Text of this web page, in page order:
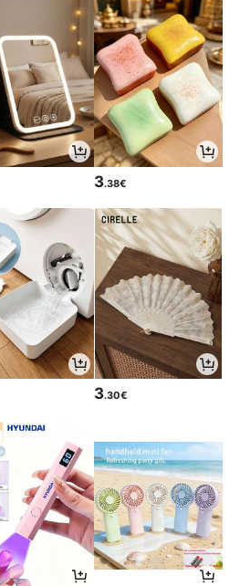
3.38€
3.30€